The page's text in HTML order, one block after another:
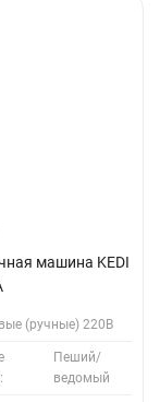
машина KEDI
(ручные) 220В
Пеший/
ведомый